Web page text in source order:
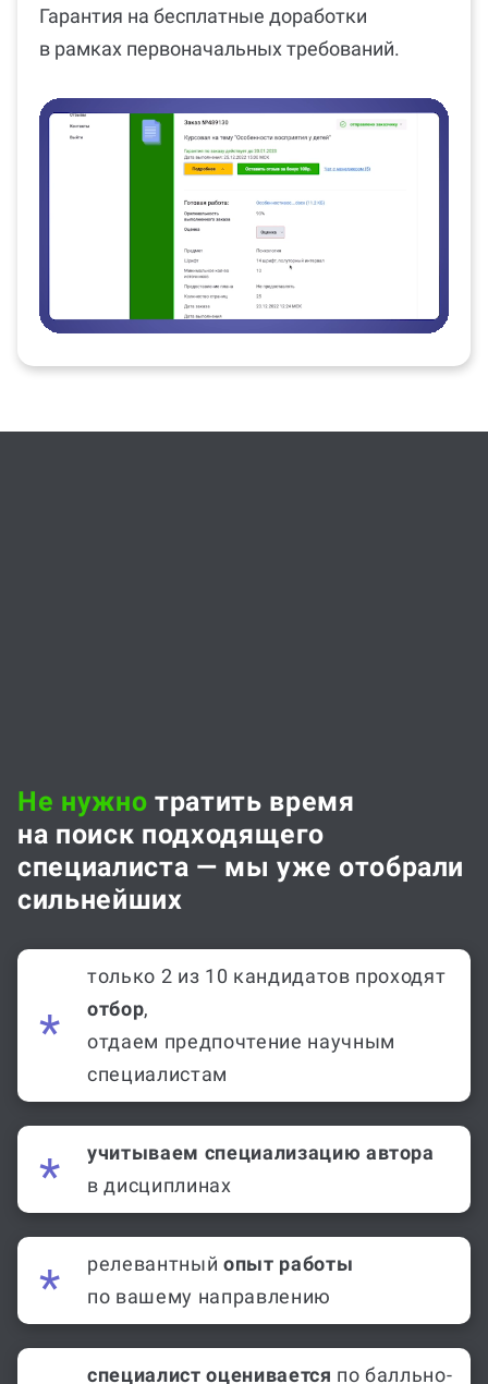
Гарантия на бесплатные доработки
в рамках первоначальных требований.
Не нужно тратить время
на поиск подходящего
специалиста — мы уже отобрали
сильнейших
только 2 из 10 кандидатов проходят
отбор,
отдаем предпочтение научным
специалистам
учитываем специализацию автора
в дисциплинах
релевантный опыт работы
по вашему направлению
специалист оценивается по балльно-